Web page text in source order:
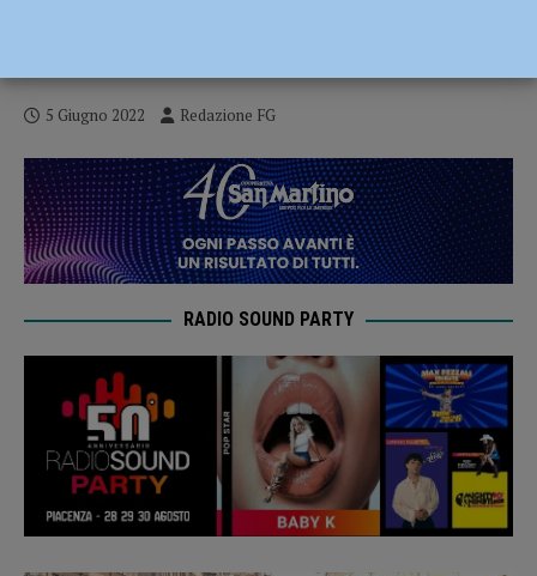
5 Giugno 2022 Redazione FG
RADIO SOUND PARTY